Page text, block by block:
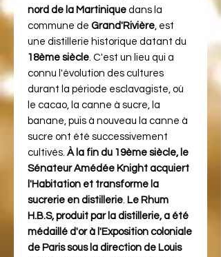
nord de la Martinique dans la
commune de Grand'Rivière , est
une distillerie historique datant du
18ème siècle . C'est un lieu qui a
connu l'évolution des cultures
durant la période esclavagiste, où
le cacao, la canne à sucre, la
banane, puis à nouveau la canne à
sucre ont été successivement
cultivés. À la fin du 19ème siècle, le
Sénateur Amédée Knight acquiert
l'Habitation et transforme la
sucrerie en distillerie Le Rhum
H.B.S, produit par la distillerie, a été
médaillé d'or à l'Exposition coloniale
de Paris sous la direction de Louis